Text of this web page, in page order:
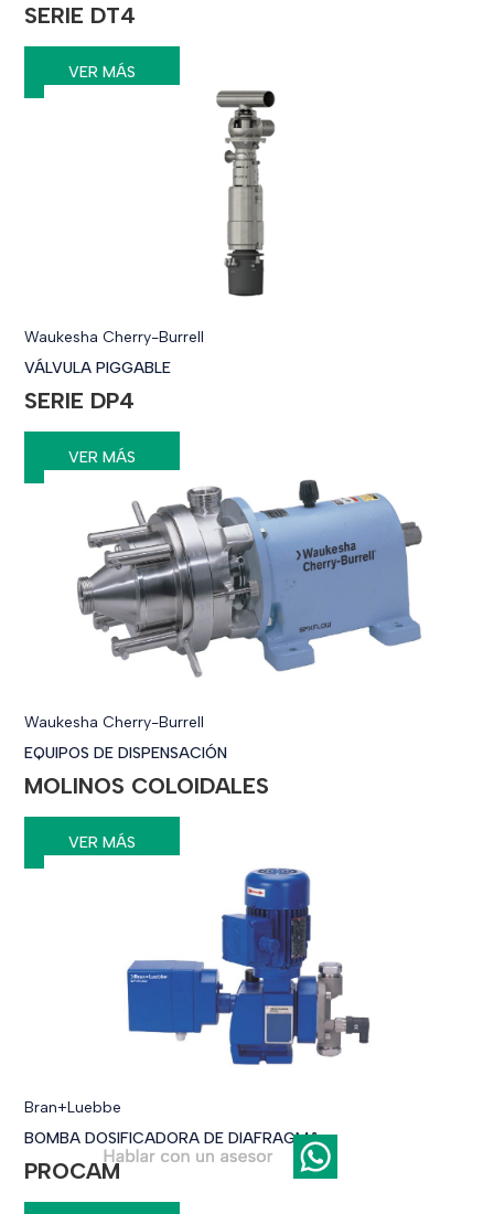
SERIE DT4
VER MÁS
Waukesha Cherry-Burrell
VÁLVULA PIGGABLE
SERIE DP4
VER MÁS
Waukesha Cherry-Burrell
EQUIPOS DE DISPENSACIÓN
MOLINOS COLOIDALES
VER MÁS
Bran+Luebbe
BOMBA DOSIFICADORA DE DIAFRAGMA
PROCAM